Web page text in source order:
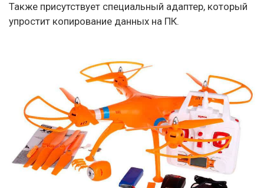
Также присутствует специальный адаптер, который
упростит копирование данных на ПК.